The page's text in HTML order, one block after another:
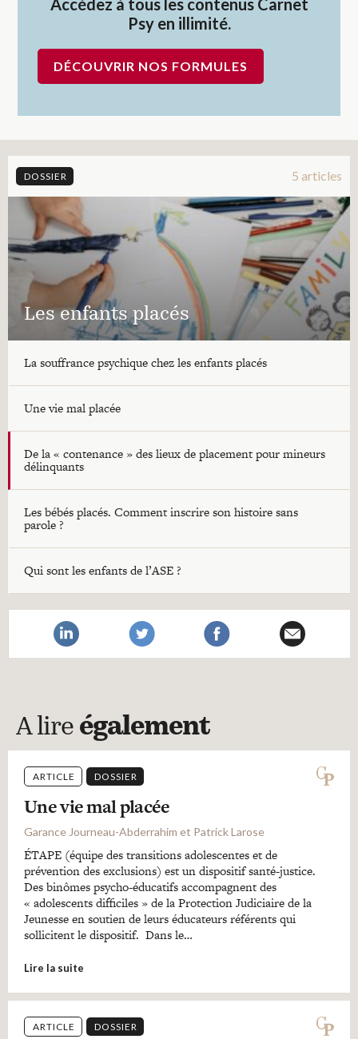
Psy en illimité.
DÉCOUVRIR NOS FORMULES
DOSSIER 5 articles
Les enfants placés
La souffrance psychique chez les enfants placés
Une vie mal placée
De la « contenance » des lieux de placement pour mineurs
délinquants
Les bébés placés. Comment inscrire son histoire sans
parole ?
Qui sont les enfants de l’ASE ?
A lire également
ARTICLE DOSSIER
Une vie mal placée
Garance Journeau-Abderrahim et Patrick Larose
ÉTAPE (équipe des transitions adolescentes et de
prévention des exclusions) est un dispositif santé-justice.
Des binômes psycho-éducatifs accompagnent des
« adolescents difficiles » de la Protection Judiciaire de la
Jeunesse en soutien de leurs éducateurs référents qui
sollicitent le dispositif. Dans le…
Lire la suite
ARTICLE DOSSIER